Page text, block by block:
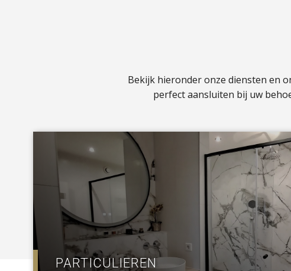
Bekijk hieronder onze diensten en
perfect aansluiten bij uw
PARTICULIEREN